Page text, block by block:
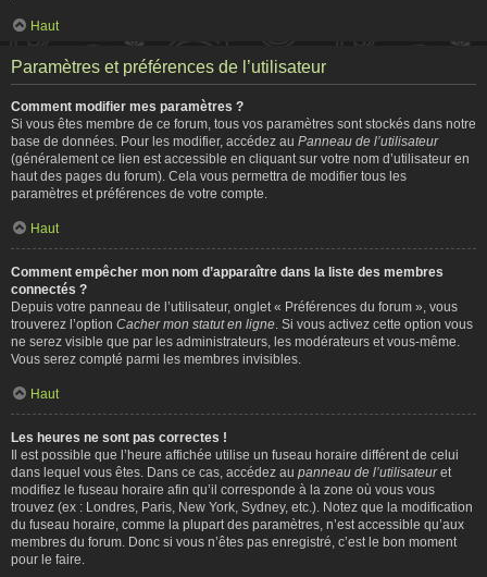
Haut
Paramètres et préférences de l’utilisateur
Comment modifier mes paramètres ?
Si vous êtes membre de ce forum, tous vos paramètres sont stockés dans notre
base de données. Pour les modifier, accédez au Panneau de l’utilisateur
(généralement ce lien est accessible en cliquant sur votre nom d’utilisateur en
haut des pages du forum). Cela vous permettra de modifier tous les
paramètres et préférences de votre compte.
Haut
Comment empêcher mon nom d’apparaître dans la liste des membres
connectés ?
Depuis votre panneau de l’utilisateur, onglet « Préférences du forum », vous
trouverez l’option Cacher mon statut en ligne . Si vous activez cette option vous
ne serez visible que par les administrateurs, les modérateurs et vous-même.
Vous serez compté parmi les membres invisibles.
Haut
Les heures ne sont pas correctes !
Il est possible que l’heure affichée utilise un fuseau horaire différent de celui
dans lequel vous êtes. Dans ce cas, accédez au panneau de l’utilisateuret
modifiez le fuseau horaire afin qu’il corresponde à la zone où vous vous
trouvez (ex : Londres, Paris, New York, Sydney, etc.). Notez que la modification
du fuseau horaire, comme la plupart des paramètres, n’est accessible qu’aux
membres du forum. Donc si vous n’êtes pas enregistré, c’est le bon moment
pour le faire.